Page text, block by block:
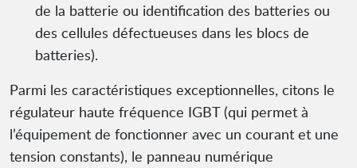
de la batterie ou identification des batteries ou
des cellules défectueuses dans les blocs de
batteries).
Parmi les caractéristiques exceptionnelles, citons le
régulateur haute fréquence IGBT (qui permet à
l’équipement de fonctionner avec un courant et une
tension constants), le panneau numérique